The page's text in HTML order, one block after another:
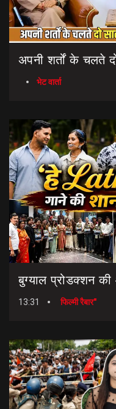
भेट वार्ता
13:31 फिल्मी रैबार"